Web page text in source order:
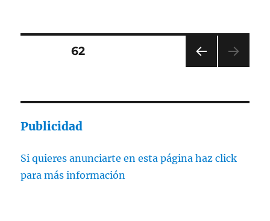
Navegación
entradas
ERIO
PÁGINA62
Publicidad
Si quieres anunciarte en esta página haz click
para más información